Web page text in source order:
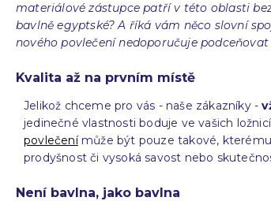
materiálové zástupce patří v této oblasti
bavlně egyptské? A říká vám něco slovní
nového povlečení nedoporučuje
Kvalita až na prvním místě
Jelikož chceme pro vás - naše zákazníky -
jedinečné vlastnosti boduje ve vašich
povlečenímůže být pouze takové,
prodyšnost či vysoká savost nebo
Není bavlna, jako bavlna